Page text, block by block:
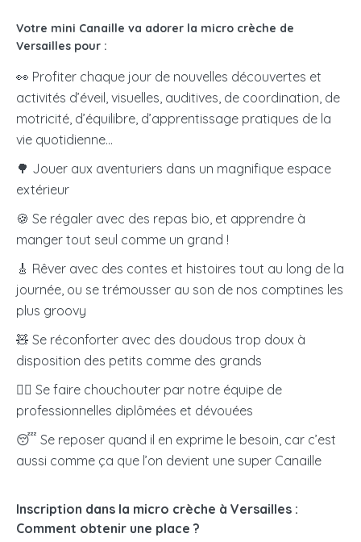
Votre mini Canaille va adorer la micro crèche de
Versailles pour :
👀 Profiter chaque jour de nouvelles découvertes et
activités d’éveil, visuelles, auditives, de coordination, de
motricité, d’équilibre, d’apprentissage pratiques de la
vie quotidienne…
🌳 Jouer aux aventuriers dans un magnifique espace
extérieur
🍪 Se régaler avec des repas bio, et apprendre à
manger tout seul comme un grand !
🎸 Rêver avec des contes et histoires tout au long de la
journée, ou se trémousser au son de nos comptines les
plus groovy
🧸 Se réconforter avec des doudous trop doux à
disposition des petits comme des grands
🧖‍♀️ Se faire chouchouter par notre équipe de
professionnelles diplômées et dévouées
😴 Se reposer quand il en exprime le besoin, car c’est
aussi comme ça que l’on devient une super Canaille
Inscription dans la micro crèche à Versailles :
Comment obtenir une place ?